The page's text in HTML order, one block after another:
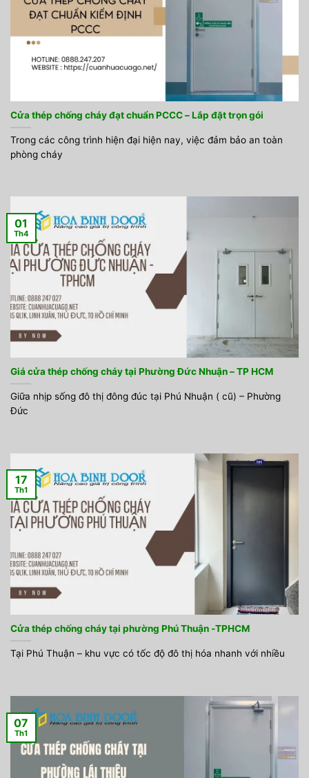
Cửa thép chống cháy đạt chuẩn PCCC – Lắp đặt trọn gói
Trong các công trình hiện đại hiện nay, việc đảm bảo an toàn
phòng cháy
Giá cửa thép chống cháy tại Phường Đức Nhuận – TP HCM
Giữa nhịp sống đô thị đông đúc tại Phú Nhuận ( cũ) – Phường
Đức
01
Th4
Cửa thép chống cháy tại phường Phú Thuận -TPHCM
Tại Phú Thuận – khu vực có tốc độ đô thị hóa nhanh với nhiều
17
Th1
07
Th1